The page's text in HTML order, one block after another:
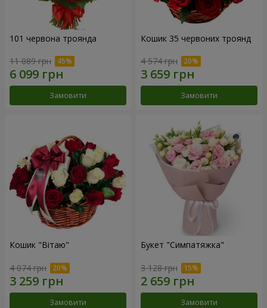
101 червона троянда
11 089 грн
Замовити
Кошик 35 червоних троянд
4 574 грн
Замовити
Кошик "Вітаю"
4 074 грн
Замовити
Букет "Симпатяжка"
3 128 грн
Замовити